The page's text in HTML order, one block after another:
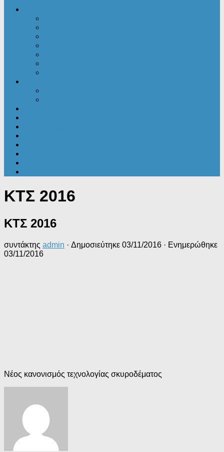
ΚΤΣ 2016
ΚΤΣ 2016
συντάκτης admin · Δημοσιεύτηκε 03/11/2016 · Ενημερώθηκε
03/11/2016
Νέος κανονισμός τεχνολογίας σκυροδέματος